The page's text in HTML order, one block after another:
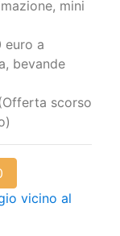
mini
euro a
bevande
scorso
vicino al